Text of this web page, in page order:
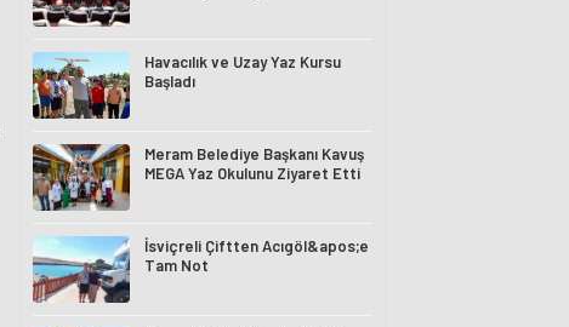
Havacılık ve Uzay Yaz Kursu
Başladı
Meram Belediye Başkanı Kavuş
MEGA Yaz Okulunu Ziyaret Etti
İsviçreli Çiftten Acıgöl&apos;e
Tam Not